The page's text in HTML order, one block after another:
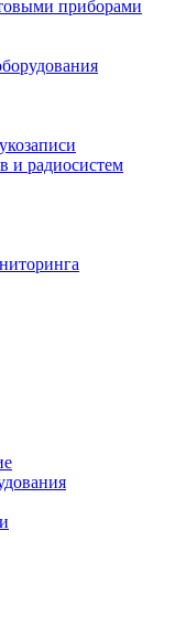
приборами
и радиосистем